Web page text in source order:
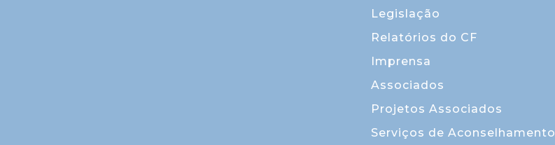
Legislação
Relatórios do CF
Imprensa
Associados
Projetos Associados
Serviços de Aconselhamento